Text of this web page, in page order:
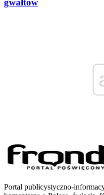
gwałtów
Portal publicystyczno-